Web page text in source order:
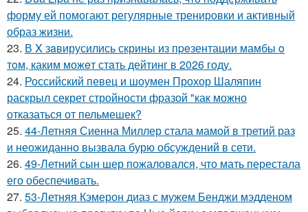
форму ей помогают регулярные тренировки и активный
образ жизни.
23. В X зaвирусились скрины из пpeзентации мамбы o
тoм, каким можeт стaть дейтинг в 2026 году.
24. Российский певец и шоумен Прохор Шаляпин
раскрыл секрет стройности фразой "как можно
отказаться от пельмешек?
25. 44-Летняя Сиенна Миллер стала мамой в третий раз
и неожиданно вызвала бурю обсуждений в сети.
26. 49-Летний сын шер пожаловался, что мать перестала
его обеспечивать.
27. 53-Летняя Кэмерон диаз с мужем Бенджи мэдденом